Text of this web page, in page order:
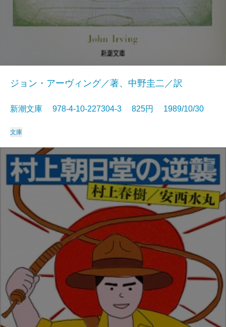
ジョン・アーヴィング／著、中野圭二／訳
新潮文庫 978-4-10-227304-3 825円 1989/10/30
文庫